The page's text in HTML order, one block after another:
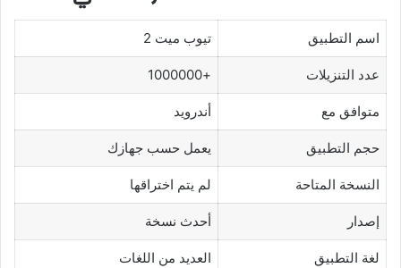
اسم التطبيق تيوب ميت 2
عدد التنزيلات +1000000
متوافق مع أندرويد
حجم التطبيق يعمل حسب جهازك
النسخة المتاحة لم يتم اختراقها
إصدار أحدث نسخة
لغة التطبيق العديد من اللغات